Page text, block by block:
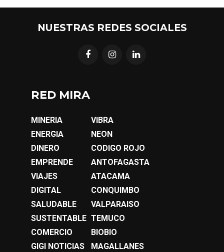
NUESTRAS REDES SOCIALES
RED MIRA
MINERIA
ENERGIA
DINERO
EMPRENDE
VIAJES
DIGITAL
SALUDABLE
SUSTENTABLE
COMERCIO
GIGI NOTICIAS
VIBRA
NEON
CODIGO ROJO
ANTOFAGASTA
ATACAMA
CONQUIMBO
VALPARAISO
TEMUCO
BIOBIO
MAGALLANES